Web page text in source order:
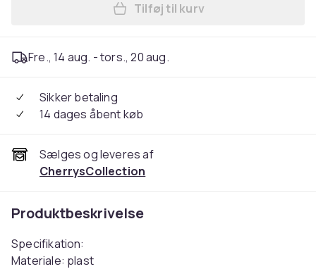
Læg Universal TV
Tilføj til kurv
Fre., 14 aug. - tors., 20 aug.
Sikker betaling
14 dages åbent køb
Sælges og leveres af
CherrysCollection
Produktbeskrivelse
Specifikation:
Materiale: plast